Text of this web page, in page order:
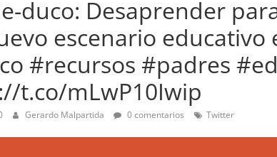
duco: Desaprender
escenario educativo
#recursos #padres
t.co/mLwP10Iwip
Gerardo Malpartida 0 comentarios Twitter